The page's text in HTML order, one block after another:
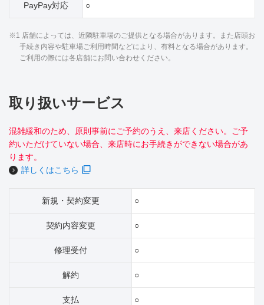
PayPay対応 ○
※1 店舗によっては、近隣駐車場のご提供となる場合があります。また店頭お
手続き内容や駐車場ご利用時間などにより、有料となる場合があります。
ご利用の際には各店舗にお問い合わせください。
取り扱いサービス
混雑緩和のため、原則事前にご予約のうえ、来店ください。ご予
約いただけていない場合、来店時にお手続きができない場合があ
ります。
詳しくはこちら
新規・契約変更 ○
契約内容変更 ○
修理受付 ○
解約 ○
支払 ○